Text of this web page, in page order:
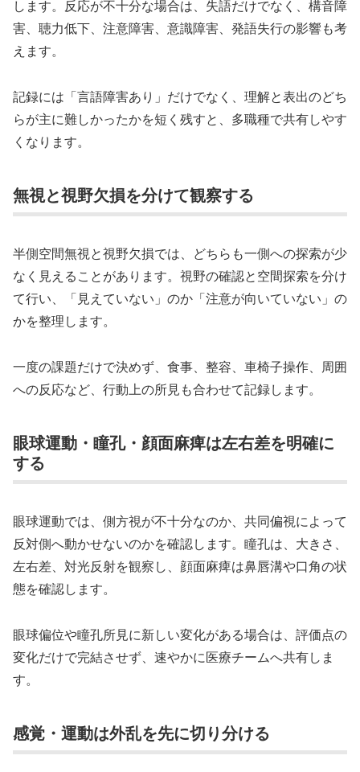
します。反応が不十分な場合は、失語だけでなく、構音障
害、聴力低下、注意障害、意識障害、発語失行の影響も考
えます。
記録には「言語障害あり」だけでなく、理解と表出のどち
らが主に難しかったかを短く残すと、多職種で共有しやす
くなります。
無視と視野欠損を分けて観察する
半側空間無視と視野欠損では、どちらも一側への探索が少
なく見えることがあります。視野の確認と空間探索を分け
て行い、「見えていない」のか「注意が向いていない」の
かを整理します。
一度の課題だけで決めず、食事、整容、車椅子操作、周囲
への反応など、行動上の所見も合わせて記録します。
眼球運動・瞳孔・顔面麻痺は左右差を明確に
する
眼球運動では、側方視が不十分なのか、共同偏視によって
反対側へ動かせないのかを確認します。瞳孔は、大きさ、
左右差、対光反射を観察し、顔面麻痺は鼻唇溝や口角の状
態を確認します。
眼球偏位や瞳孔所見に新しい変化がある場合は、評価点の
変化だけで完結させず、速やかに医療チームへ共有しま
す。
感覚・運動は外乱を先に切り分ける